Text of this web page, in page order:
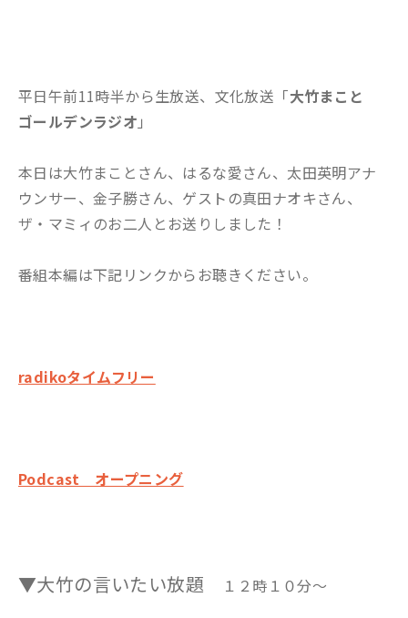
平日午前11時半から生放送、文化放送「大竹まこと
ゴールデンラジオ 」
本日は大竹まことさん、はるな愛さん、太田英明アナ
ウンサー、金子勝さん、ゲストの真田ナオキさん、
ザ・マミィのお二人とお送りしました！
番組本編は下記リンクからお聴きください。
radikoタイムフリー
Podcast オープニング
▼大竹の言いたい放題 １２時１０分～